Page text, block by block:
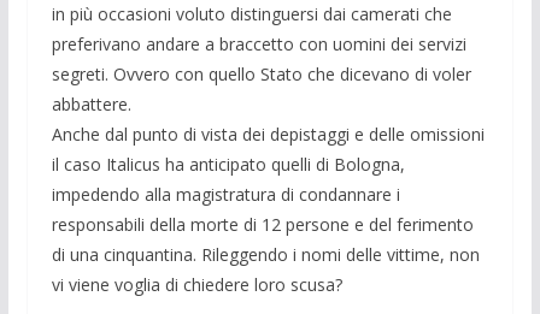
in più occasioni voluto distinguersi dai camerati che
preferivano andare a braccetto con uomini dei servizi
segreti. Ovvero con quello Stato che dicevano di voler
abbattere.
Anche dal punto di vista dei depistaggi e delle omissioni
il caso Italicus ha anticipato quelli di Bologna,
impedendo alla magistratura di condannare i
responsabili della morte di 12 persone e del ferimento
di una cinquantina. Rileggendo i nomi delle vittime, non
vi viene voglia di chiedere loro scusa?